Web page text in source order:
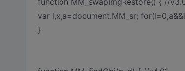
function MM_swapImgRestore() { //
var i,x,a=document.MM_sr;
}